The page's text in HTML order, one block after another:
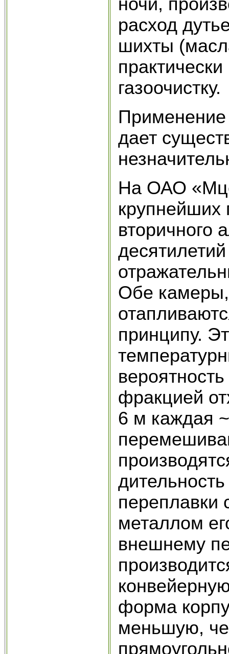
расход
шихты
газоочистку.
дает
На ОАО
крупнейших
вторичного
Обе камеры,
принципу.
фракцией
6 м каждая
переплавки
металлом
внешнему
форма
меньшую,